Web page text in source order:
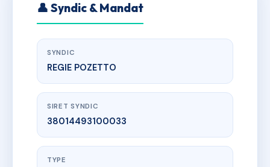
👤 Syndic & Mandat
SYNDIC
REGIE POZETTO
SIRET SYNDIC
38014493100033
TYPE